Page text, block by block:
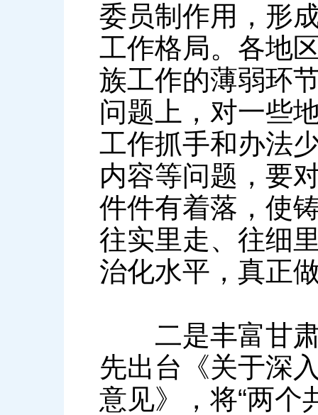
委员制作用，形
工作格局。各地
族工作的薄弱环
问题上，对一些
工作抓手和办法
内容等问题，要
件件有着落，使
往实里走、往细
治化水平，真正
二是丰富甘肃
先出台《关于深
意见》，将“两个